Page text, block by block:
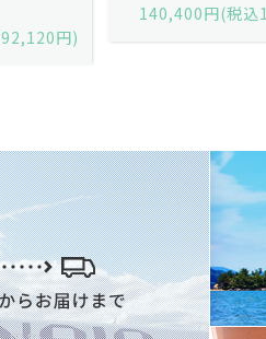
140,400円(税込154,440円)